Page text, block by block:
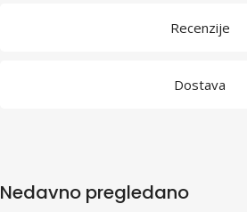
Recenzije
Dostava
Nedavno pregledano